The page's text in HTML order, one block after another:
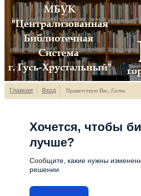
Главная Вход Приветствую Вас Гость
Хочется, чтобы
лучше?
Сообщите, какие нужны
решении